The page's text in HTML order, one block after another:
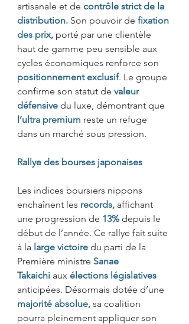
artisanale et de contrôle strict de la
distribution. Son pouvoir de fixation
des prix, porté par une clientèle
haut de gamme peu sensible aux
cycles économiques renforce son
positionnement exclusif. Le groupe
confirme son statut de valeur
défensive du luxe, démontrant que
l’ultra premium reste un refuge
dans un marché sous pression.
Rallye des bourses japonaises
Les indices boursiers nippons
enchaînent les records, affichant
une progression de 13% depuis le
début de l’année. Ce rallye fait suite
à la large victoire du parti de la
Première ministre Sanae
Takaichi aux élections législatives
anticipées. Désormais dotée d’une
majorité absolue, sa coalition
pourra pleinement appliquer son